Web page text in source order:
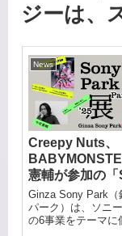
ジーは、
News
Creepy Nuts、
憲輔が参加の
Park展 2025」
4月20日(日) 〜
(日)に開催。
Ginza Sony Park（
パーク）は、ソニ
の6事業をテーマに
6組のアーティス